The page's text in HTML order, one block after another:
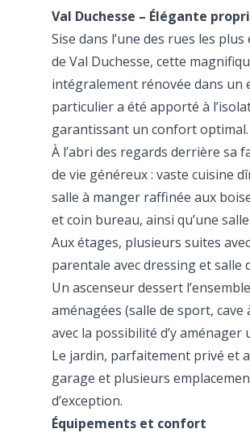
Val Duchesse – Élégante
Sise dans l’une des rues les
de Val Duchesse, cette
intégralement rénovée dans un
particulier a été apporté à
garantissant un confort optimal.
À l’abri des regards derrière sa
de vie généreux : vaste cuisine
salle à manger raffinée aux
et coin bureau, ainsi qu’une
Aux étages, plusieurs suites
parentale avec dressing et
Un ascenseur dessert
aménagées (salle de sport,
avec la possibilité d’y
Le jardin, parfaitement privé et
garage et plusieurs
d’exception.
Équipements et confort